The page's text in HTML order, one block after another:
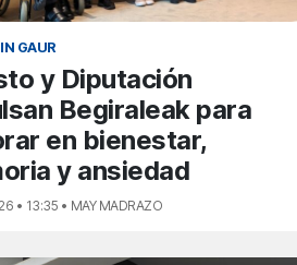
GAUR
y Diputación
Begiraleak para
en bienestar,
y ansiedad
• 13:35 • MAY MADRAZO